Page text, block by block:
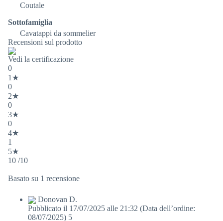
Coutale
Sottofamiglia
Cavatappi da sommelier
Recensioni sul prodotto
Vedi la certificazione
0
1★
0
2★
0
3★
0
4★
1
5★
10 /10
Basato su 1 recensione
Donovan D.
Pubblicato il 17/07/2025 alle 21:32 (Data dell’ordine:
08/07/2025) 5